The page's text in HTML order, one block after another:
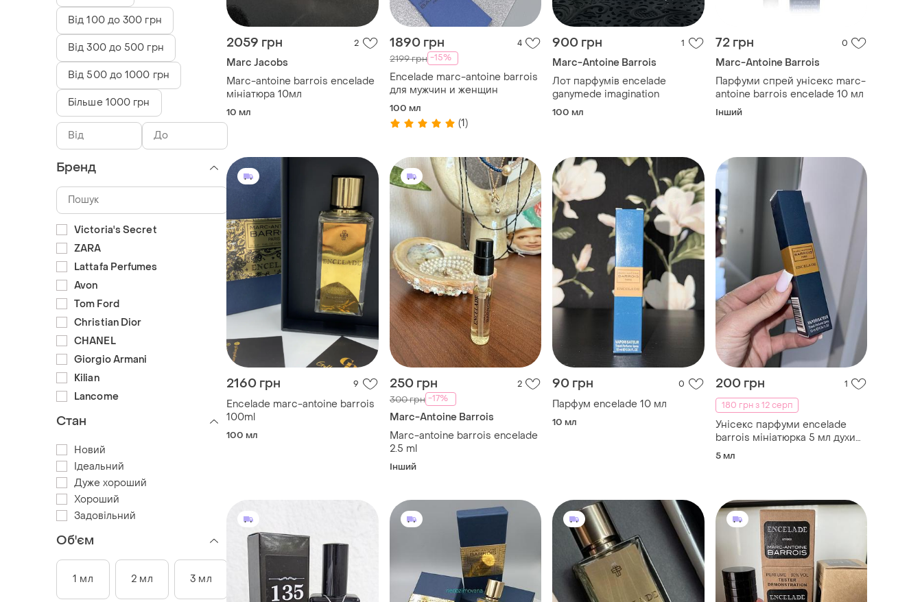
2059 грн 2
Marc Jacobs
Marc-antoine barrois encelade
мініатюра 10мл
10 мл
1890 грн 4
2199 грн -15%
Encelade marc-antoine barrois
для мужчин и женщин
100 мл
(1)
900 грн 1
Marc-Antoine Barrois
Лот парфумів encelade
ganymede imagination
100 мл
72 грн 0
Marc-Antoine Barrois
Парфуми спрей унісекс marc-
antoine barrois encelade 10 мл
Інший
2160 грн 9
Encelade marc-antoine barrois
100ml
100 мл
250 грн 2
300 грн -17%
Marc-Antoine Barrois
Marc-antoine barrois encelade
2.5 ml
Інший
90 грн 0
Парфум encelade 10 мл
10 мл
200 грн
1
180 грн з 12 серп
Унісекс парфуми encelade
barrois мініатюрка 5 мл духи
шлейфові
5 мл
Від 100 до 300 грн
Від 300 до 500 грн
Від 500 до 1000 грн
Більше 1000 грн
Бренд
Victoria's Secret
ZARA
Lattafa Perfumes
Avon
Tom Ford
Christian Dior
CHANEL
Giorgio Armani
Kilian
Lancome
Стан
Новий
Ідеальний
Дуже хороший
Хороший
Задовільний
Об'єм
1 мл 2 мл 3 мл